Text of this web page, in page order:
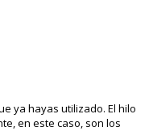
ya hayas utilizado. El hilo
en este caso, son los